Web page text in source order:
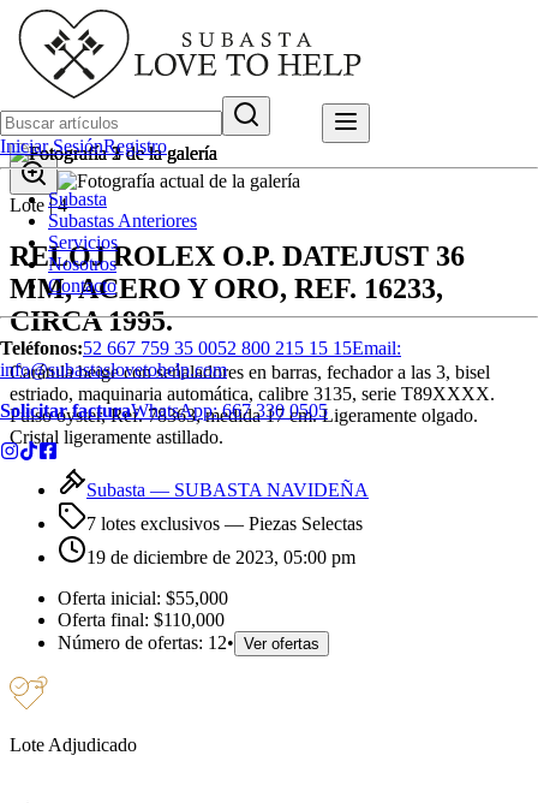
Iniciar SesiónRegistro
Subasta
Subastas Anteriores
Servicios
Nosotros
Contacto
Teléfonos:52 667 759 35 0052 800 215 15 15Email:
info@subastaslovetohelp.com
Solicitar facturaWhatsApp:667 330 0505
Lote |4
RELOJ ROLEX O.P. DATEJUST 36
MM, ACERO Y ORO, REF. 16233,
CIRCA 1995.
Carátula beige con seńaladores en barras, fechador a las 3, bisel
estriado, maquinaria automática, calibre 3135, serie T89XXXX.
Pulso oyster, Ref. 78363, medida 17 cm. Ligeramente olgado.
Cristal ligeramente astillado.
Subasta — SUBASTA NAVIDEÑA
7 lotes exclusivos — Piezas Selectas
19 de diciembre de 2023, 05:00 pm
Oferta inicial: $55,000
Oferta final: $110,000
Número de ofertas: 12• Ver ofertas
Lote Adjudicado